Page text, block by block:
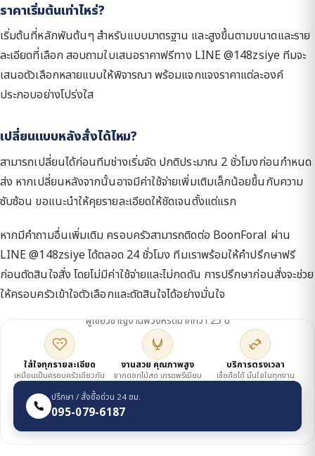
ราคาเริ่มต้นเท่าไหร่?
เริ่มต้นที่หลักพันต้นๆ สำหรับแบบมาตรฐาน และสูงขึ้นตามขนาดและราย
ละเอียดที่เลือก สอบถามใบเสนอราคาฟรีทาง LINE @148zsiye ทีมจะ
เสนอตัวเลือกหลายแบบให้พิจารณา พร้อมแจกแจงราคาแต่ละองค์
ประกอบอย่างโปร่งใส
เปลี่ยนแบบหลังสั่งได้ไหม?
สามารถเปลี่ยนได้ก่อนทีมช่างเริ่มจัด ปกติประมาณ 2 ชั่วโมงก่อนกำหนด
ส่ง หากเปลี่ยนหลังจากนั้นอาจมีค่าใช้จ่ายเพิ่มเติมเล็กน้อยขึ้นกับความ
ซับซ้อน ขอแนะนำให้คุยรายละเอียดให้ชัดเจนตั้งแต่แรก
หากมีคำถามอื่นเพิ่มเติม ครอบครัวสามารถติดต่อ BoonForal ผ่าน
LINE @148zsiye ได้ตลอด 24 ชั่วโมง ทีมเราพร้อมให้คำปรึกษาฟรี
ก่อนตัดสินใจสั่ง โดยไม่มีค่าใช้จ่ายและไม่กดดัน การปรึกษาก่อนสั่งจะช่วย
ให้ครอบครัวเข้าใจตัวเลือกและตัดสินใจได้อย่างมั่นใจ
ดูแลโดยเจ้าของร้าน
ผู้เชี่ยวชาญงานพวงหรีดมากกว่า 25 ปี
ใส่ใจทุกรายละเอียด
เหมือนเป็นครอบครัวเดียวกัน
งานสวย คุณภาพสูง
จากดอกไม้สด เกรดพรีเมียม
บริการตรงเวลา
เชื่อถือได้ มั่นใจในทุกงาน
ปรึกษา / สั่งซื้อด่วน 24 ชม.
095-079-6187